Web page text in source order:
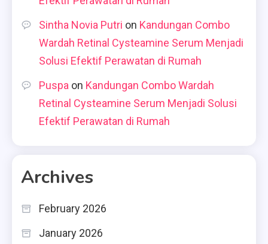
Sintha Novia Putri on Kandungan Combo
Wardah Retinal Cysteamine Serum Menjadi
Solusi Efektif Perawatan di Rumah
Puspa on Kandungan Combo Wardah
Retinal Cysteamine Serum Menjadi Solusi
Efektif Perawatan di Rumah
Archives
February 2026
January 2026